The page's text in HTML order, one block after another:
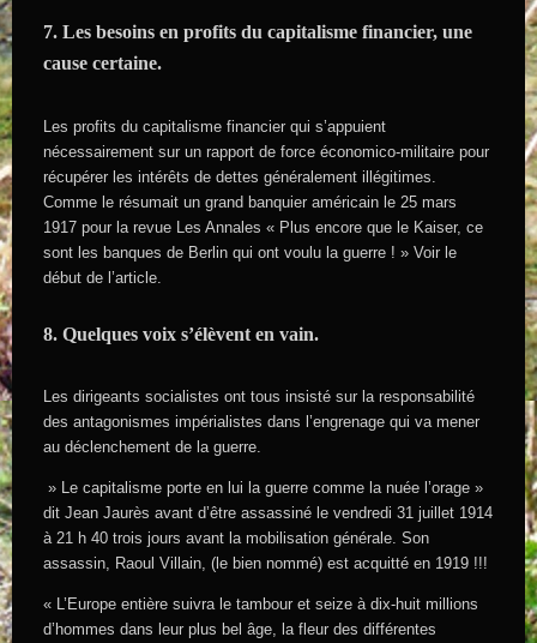
7. Les besoins en profits du capitalisme financier, une
cause certaine.
Les profits du capitalisme financier qui s’appuient
nécessairement sur un rapport de force économico-militaire pour
récupérer les intérêts de dettes généralement illégitimes.
Comme le résumait un grand banquier américain le 25 mars
1917 pour la revue Les Annales « Plus encore que le Kaiser, ce
sont les banques de Berlin qui ont voulu la guerre ! » Voir le
début de l’article.
8. Quelques voix s’élèvent en vain.
Les dirigeants socialistes ont tous insisté sur la responsabilité
des antagonismes impérialistes dans l’engrenage qui va mener
au déclenchement de la guerre.
» Le capitalisme porte en lui la guerre comme la nuée l’orage »
dit Jean Jaurès avant d’être assassiné le vendredi 31 juillet 1914
à 21 h 40 trois jours avant la mobilisation générale. Son
assassin, Raoul Villain, (le bien nommé) est acquitté en 1919 !!!
« L’Europe entière suivra le tambour et seize à dix-huit millions
d’hommes dans leur plus bel âge, la fleur des différentes